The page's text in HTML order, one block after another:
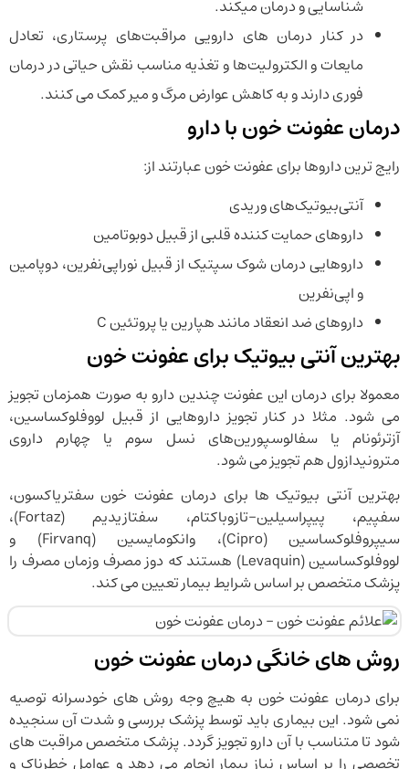
شناسایی و درمان میکند.
در کنار درمان های دارویی مراقبت‌های پرستاری، تعادل
مایعات و الکترولیت‌ها و تغذیه مناسب نقش حیاتی در درمان
فوری دارند و به کاهش عوارض مرگ و میر کمک می کنند.
درمان عفونت خون با دارو
رایج ترین داروها برای عفونت خون عبارتند از:
آنتی‌بیوتیک‌های وریدی
داروهای حمایت کننده قلبی از قبیل دوبوتامین
داروهایی درمان شوک سپتیک از قبیل نوراپی‌نفرین، دوپامین
و اپی‌نفرین
داروهای ضد انعقاد‌ مانند هپارین یا پروتئین C
بهترین آنتی بیوتیک برای عفونت خون
معمولا برای درمان این عفونت چندین دارو به صورت همزمان تجویز
می شود. مثلا در کنار تجویز داروهایی از قبیل لووفلوکساسین،
آزترئونام یا سفالوسپورین‌های نسل سوم یا چهارم داروی
مترونیدازول هم تجویز می شود.
بهترین آنتی بیوتیک ها برای درمان عفونت خون سفتریاکسون،
سفپیم، پیپراسیلین-تازوباکتام، سفتازیدیم (Fortaz)،
سیپروفلوکساسین (Cipro)، وانکومایسین (Firvanq) و
لووفلوکساسین (Levaquin) هستند که دوز مصرف وزمان مصرف را
پزشک متخصص بر اساس شرایط بیمار تعیین می کند.
روش های خانگی درمان عفونت خون
برای درمان عفونت خون به هیچ وجه روش های خودسرانه توصیه
نمی شود. این بیماری باید توسط پزشک بررسی و شدت آن سنجیده
شود تا متناسب با آن دارو تجویز گردد. پزشک متخصص مراقبت های
تخصصی را بر اساس نیاز بیمار انجام می دهد و عوامل خطرناک و